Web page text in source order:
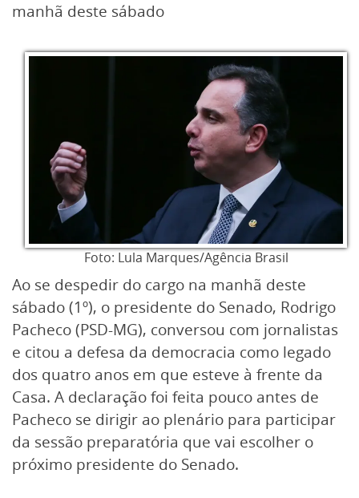
manhã deste sábado
Foto: Lula Marques/Agência Brasil
Ao se despedir do cargo na manhã deste
sábado (1º), o presidente do Senado, Rodrigo
Pacheco (PSD-MG), conversou com jornalistas
e citou a defesa da democracia como legado
dos quatro anos em que esteve à frente da
Casa. A declaração foi feita pouco antes de
Pacheco se dirigir ao plenário para participar
da sessão preparatória que vai escolher o
próximo presidente do Senado.